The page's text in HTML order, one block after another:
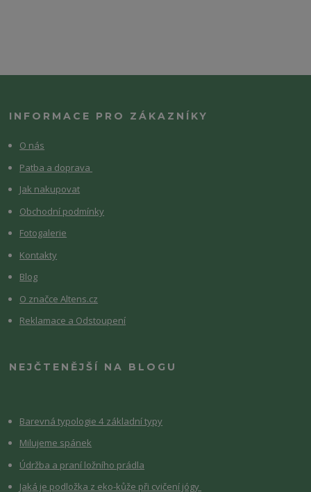
INFORMACE PRO ZÁKAZNÍKY
O nás
Patba a doprava
Jak nakupovat
Obchodní podmínky
Fotogalerie
Kontakty
Blog
O značce Altens.cz
Reklamace a Odstoupení
NEJČTENĚJŠÍ NA BLOGU
Barevná typologie 4 základní typy
Milujeme spánek
Údržba a praní ložního prádla
Jaká je podložka z eko-kůže při cvičení jógy